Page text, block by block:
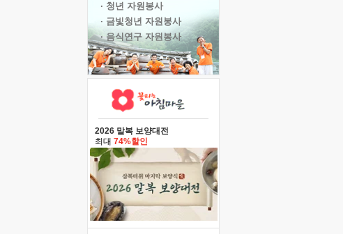
· 청년 자원봉사
· 금빛청년 자원봉사
· 음식연구 자원봉사
2026 말복 보양대전
최대 74%할인